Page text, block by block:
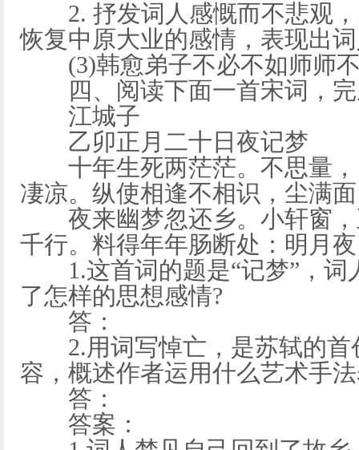
2. 抒发词人感慨而不悲观，
恢复中原大业的感情，表现出
(3)韩愈弟子不必不如师师不
四、阅读下面一首宋词，完
江城子
乙卯正月二十日夜记梦
十年生死两茫茫。不思量，
凄凉。纵使相逢不相识，尘满
夜来幽梦忽还乡。小轩窗，
千行。料得年年肠断处：明月
1.这首词的题是“记梦”，词
了怎样的思想感情?
答：
2.用词写悼亡，是苏轼的首
容，概述作者运用什么艺术手
答：
答案：